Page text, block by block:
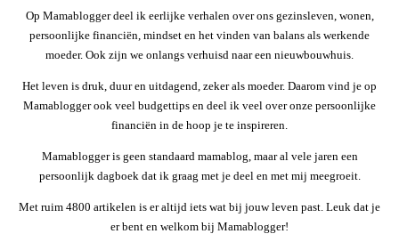
Op Mamablogger deel ik eerlijke verhalen over ons gezinsleven, wonen,
persoonlijke financiën, mindset en het vinden van balans als werkende
moeder. Ook zijn we onlangs verhuisd naar een nieuwbouwhuis.
Het leven is druk, duur en uitdagend, zeker als moeder. Daarom vind je op
Mamablogger ook veel budgettips en deel ik veel over onze persoonlijke
financiën in de hoop je te inspireren.
Mamablogger is geen standaard mamablog, maar al vele jaren een
persoonlijk dagboek dat ik graag met je deel en met mij meegroeit.
Met ruim 4800 artikelen is er altijd iets wat bij jouw leven past. Leuk dat je
er bent en welkom bij Mamablogger!